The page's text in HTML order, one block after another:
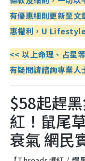
有優惠細則更新至文
惠權利，U
<< 以上命理、占星
有疑問請諮詢專業人
$58起趕
紅！鼠尾
衰氣 網民